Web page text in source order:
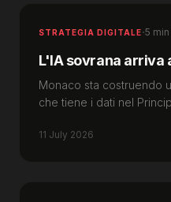
STRATEGIA DIGITALE·5
L'IA sovrana arriva
Monaco sta costruendo
che tiene i dati nel
11 July 2026